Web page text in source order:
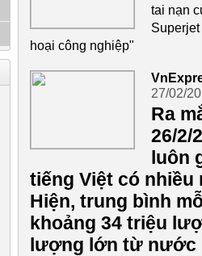
tai nạn
hoại công nghiệp"
27/02/
Ra
26/2/
luôn
tiếng Việt có
Hiện, trung bình
khoảng 34 triệu
lượng lớn từ nước